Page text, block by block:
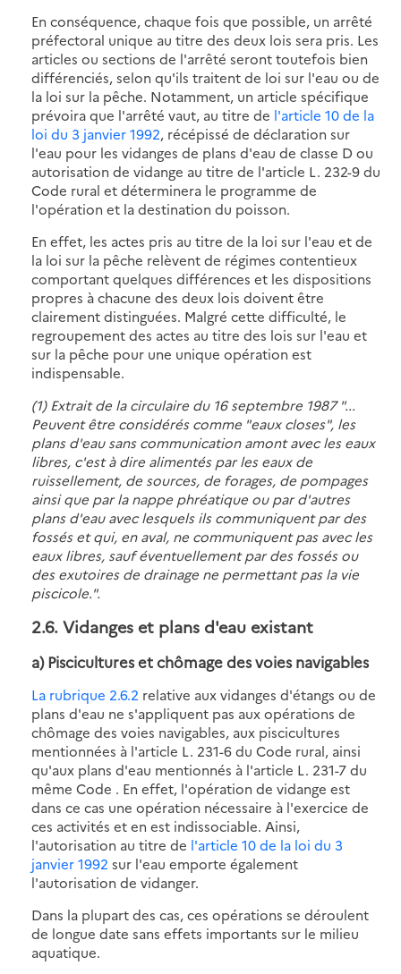
En conséquence, chaque fois que possible, un arrêté
préfectoral unique au titre des deux lois sera pris. Les
articles ou sections de l'arrêté seront toutefois bien
différenciés, selon qu'ils traitent de loi sur l'eau ou de
la loi sur la pêche. Notamment, un article spécifique
prévoira que l'arrêté vaut, au titre de l'article 10 de la
loi du 3 janvier 1992, récépissé de déclaration sur
l'eau pour les vidanges de plans d'eau de classe D ou
autorisation de vidange au titre de l'article L. 232-9 du
Code rural et déterminera le programme de
l'opération et la destination du poisson.
En effet, les actes pris au titre de la loi sur l'eau et de
la loi sur la pêche relèvent de régimes contentieux
comportant quelques différences et les dispositions
propres à chacune des deux lois doivent être
clairement distinguées. Malgré cette difficulté, le
regroupement des actes au titre des lois sur l'eau et
sur la pêche pour une unique opération est
indispensable.
(1) Extrait de la circulaire du 16 septembre 1987 "...
Peuvent être considérés comme "eaux closes", les
plans d'eau sans communication amont avec les eaux
libres, c'est à dire alimentés par les eaux de
ruissellement, de sources, de forages, de pompages
ainsi que par la nappe phréatique ou par d'autres
plans d'eau avec lesquels ils communiquent par des
fossés et qui, en aval, ne communiquent pas avec les
eaux libres, sauf éventuellement par des fossés ou
des exutoires de drainage ne permettant pas la vie
piscicole.".
2.6. Vidanges et plans d'eau existant
a) Piscicultures et chômage des voies navigables
La rubrique 2.6.2 relative aux vidanges d'étangs ou de
plans d'eau ne s'appliquent pas aux opérations de
chômage des voies navigables, aux piscicultures
mentionnées à l'article L. 231-6 du Code rural, ainsi
qu'aux plans d'eau mentionnés à l'article L. 231-7 du
même Code . En effet, l'opération de vidange est
dans ce cas une opération nécessaire à l'exercice de
ces activités et en est indissociable. Ainsi,
l'autorisation au titre de l'article 10 de la loi du 3
janvier 1992 sur l'eau emporte également
l'autorisation de vidanger.
Dans la plupart des cas, ces opérations se déroulent
de longue date sans effets importants sur le milieu
aquatique.